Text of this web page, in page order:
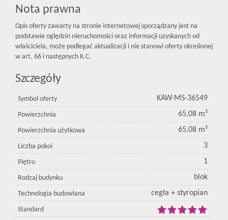
Nota prawna
Opis oferty zawarty na stronie internetowej sporządzany jest na
podstawie oględzin nieruchomości oraz informacji uzyskanych od
właściciela, może podlegać aktualizacji i nie stanowi oferty określonej
w art. 66 i następnych K.C.
Szczegóły
Symbol oferty KAW-MS-36549
Powierzchnia 65,08 m²
Powierzchnia użytkowa 65,08 m²
Liczba pokoi 3
Piętro 1
Rodzaj budynku blok
Technologia budowlana cegła + styropian
Standard